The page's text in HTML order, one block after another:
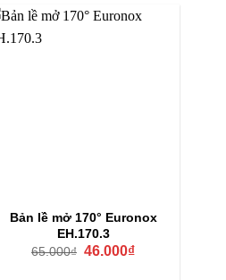
20.000₫.
Bản lề mở 170° Euronox
EH.170.3
65.000₫ Giá
46.000₫Giá